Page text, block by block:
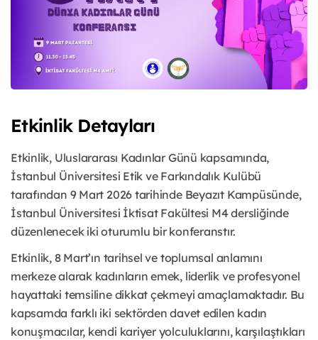
Etkinlik Detayları
Etkinlik, Uluslararası Kadınlar Günü kapsamında,
İstanbul Üniversitesi Etik ve Farkındalık Kulübü
tarafından 9 Mart 2026 tarihinde Beyazıt Kampüsünde,
İstanbul Üniversitesi İktisat Fakültesi M4 dersliğinde
düzenlenecek iki oturumlu bir konferanstır.
Etkinlik, 8 Mart’ın tarihsel ve toplumsal anlamını
merkeze alarak kadınların emek, liderlik ve profesyonel
hayattaki temsiline dikkat çekmeyi amaçlamaktadır. Bu
kapsamda farklı iki sektörden davet edilen kadın
konuşmacılar, kendi kariyer yolculuklarını, karşılaştıkları